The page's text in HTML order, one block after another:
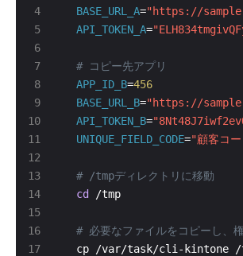
4
5
6
7
8
9
10
13
14
15
16
17
BASE_URL_A="https://
API_TOKEN_A=
# コピー先アプリ
APP_ID_B=456
BASE_URL_B="https://
API_TOKEN_B=
UNIQUE_FIELD_CODE="顧客コ
# /tmpディレクトリに移動
cd
# 必要なファイルをコピーし、